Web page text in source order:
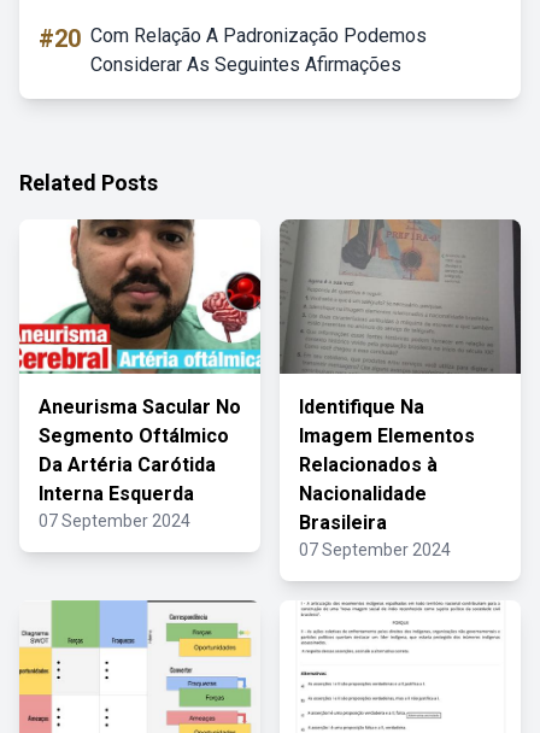
#20 Com Relação A Padronização Podemos
Considerar As Seguintes Afirmações
Related Posts
Aneurisma Sacular No
Segmento Oftálmico
Da Artéria Carótida
Interna Esquerda
07 September 2024
Identifique Na
Imagem Elementos
Relacionados à
Nacionalidade
Brasileira
07 September 2024